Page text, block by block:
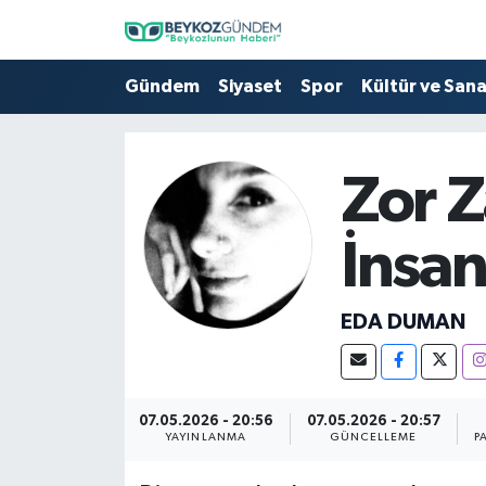
Gündem Siyaset Spor Kültür ve
Zor
EDA DUMAN
07.05.2026 - 20:56
YAYINLANMA
07.05.2026 - 20:57
GÜNCELLEME
Hava Durumu
Süper Lig Puan Durumu ve Fikstür
Tüm Manşetler
Son Dakika Haberleri